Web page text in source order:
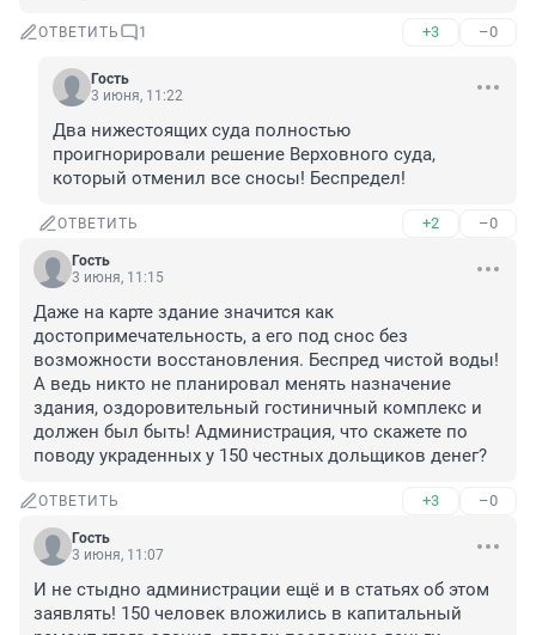
ОТВЕТИТЬ 1 +3 –0
Гость
3 июня, 11:22
Два нижестоящих суда полностью
проигнорировали решение Верховного суда,
который отменил все сносы! Беспредел!
ОТВЕТИТЬ +2 –0
Гость
3 июня, 11:15
Даже на карте здание значится как
достопримечательность, а его под снос без
возможности восстановления. Беспред чистой воды!
А ведь никто не планировал менять назначение
здания, оздоровительный гостиничный комплекс и
должен был быть! Администрация, что скажете по
поводу украденных у 150 честных дольщиков денег?
ОТВЕТИТЬ +3 –0
Гость
3 июня, 11:07
И не стыдно администрации ещё и в статьях об этом
заявлять! 150 человек вложились в капитальный